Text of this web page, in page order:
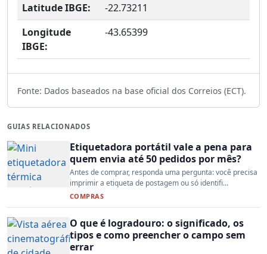
Latitude IBGE:
-22.73211
Longitude
IBGE:
-43.65399
Fonte: Dados baseados na base oficial dos Correios (ECT).
GUIAS RELACIONADOS
Etiquetadora portátil vale a pena para
quem envia até 50 pedidos por mês?
Antes de comprar, responda uma pergunta: você precisa
imprimir a etiqueta de postagem ou só identifi...
COMPRAS
O que é logradouro: o significado, os
tipos e como preencher o campo sem
errar